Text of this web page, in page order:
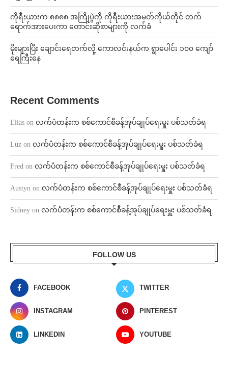
ကိုရီးယားက ၈၈၈၈ အကြိုပွဲကို ကိုရီးယားအမတ်ကိုယ်တိုင် တက်
ရောက်အားပေးကာ တောင်းဆိုစာများကို လက်ခံ
⁨မိုးများပြီး ချောင်းရေတက်လို့ ကောလင်းနယ်က ရွာပေါင်း ၁၀၀ ကျော်
ရေကြီးနေ
Recent Comments
Elias on လက်ပံတန်းက စစ်ကောင်စီခန့်အုပ်ချုပ်ရေးမှူး ပစ်သတ်ခံရ
Luz on လက်ပံတန်းက စစ်ကောင်စီခန့်အုပ်ချုပ်ရေးမှူး ပစ်သတ်ခံရ
Fred on လက်ပံတန်းက စစ်ကောင်စီခန့်အုပ်ချုပ်ရေးမှူး ပစ်သတ်ခံရ
Austyn on လက်ပံတန်းက စစ်ကောင်စီခန့်အုပ်ချုပ်ရေးမှူး ပစ်သတ်ခံရ
Sidney on လက်ပံတန်းက စစ်ကောင်စီခန့်အုပ်ချုပ်ရေးမှူး ပစ်သတ်ခံရ
FOLLOW US
FACEBOOK TWITTER
INSTAGRAM PINTEREST
LINKEDIN YOUTUBE